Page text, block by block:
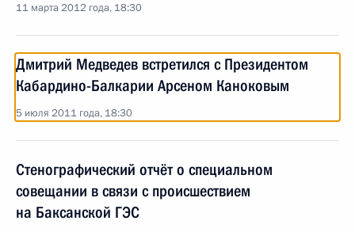
11 марта 2012 года, 18:30
Дмитрий Медведев встретился с Президентом
Кабардино-Балкарии Арсеном Каноковым
5 июля 2011 года, 18:30
Стенографический отчёт о специальном
совещании в связи с происшествием
на Баксанской ГЭС